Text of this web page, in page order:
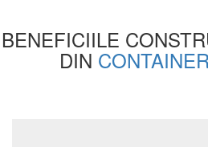
BENEFICIILE
DIN